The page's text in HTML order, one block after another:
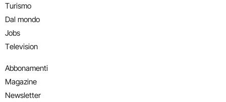
Turismo
Dal mondo
Jobs
Television
Abbonamenti
Magazine
Newsletter